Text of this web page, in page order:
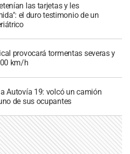
las tarjetas y les
el duro testimonio de un
provocará tormentas severas y
km/h
Autovía 19: volcó un camión
de sus ocupantes